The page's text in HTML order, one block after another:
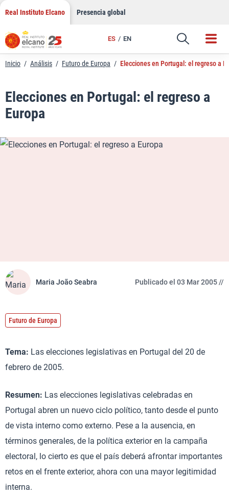
Saltar
contenido
Real Instituto Elcano Presencia global
ES EN
Enlace
Inicio / Análisis / Futuro de Europa / Elecciones en Portugal: el regreso a
Elecciones en Portugal: el regreso a
Europa
Maria João Seabra Publicado el 03 Mar 2005 //
Futuro de Europa
Tema: Las elecciones legislativas en Portugal del 20 de
febrero de 2005.
Resumen: Las elecciones legislativas celebradas en
Portugal abren un nuevo ciclo político, tanto desde el punto
de vista interno como externo. Pese a la ausencia, en
términos generales, de la política exterior en la campaña
electoral, lo cierto es que el país deberá afrontar importantes
retos en el frente exterior, ahora con una mayor legitimidad
interna.